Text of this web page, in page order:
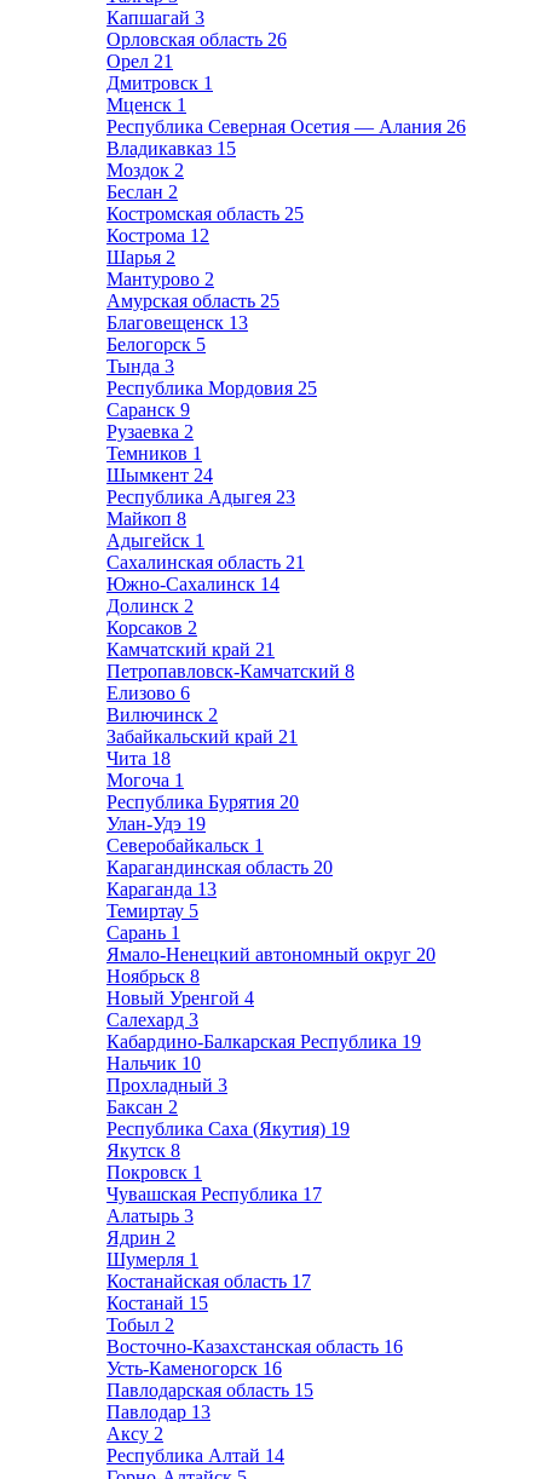
Капшагай 3
Орловская область 26
Орел 21
Дмитровск 1
Мценск 1
Республика Северная Осетия — Алания 26
Владикавказ 15
Моздок 2
Беслан 2
Костромская область 25
Кострома 12
Шарья 2
Мантурово 2
Амурская область 25
Благовещенск 13
Белогорск 5
Тында 3
Республика Мордовия 25
Саранск 9
Рузаевка 2
Темников 1
Шымкент 24
Республика Адыгея 23
Майкоп 8
Адыгейск 1
Сахалинская область 21
Южно-Сахалинск 14
Долинск 2
Корсаков 2
Камчатский край 21
Петропавловск-Камчатский 8
Елизово 6
Вилючинск 2
Забайкальский край 21
Чита 18
Могоча 1
Республика Бурятия 20
Улан-Удэ 19
Северобайкальск 1
Карагандинская область 20
Караганда 13
Темиртау 5
Сарань 1
Ямало-Ненецкий автономный округ 20
Ноябрьск 8
Новый Уренгой 4
Салехард 3
Кабардино-Балкарская Республика 19
Нальчик 10
Прохладный 3
Баксан 2
Республика Саха (Якутия) 19
Якутск 8
Покровск 1
Чувашская Республика 17
Алатырь 3
Ядрин 2
Шумерля 1
Костанайская область 17
Костанай 15
Тобыл 2
Восточно-Казахстанская область 16
Усть-Каменогорск 16
Павлодарская область 15
Павлодар 13
Аксу 2
Республика Алтай 14